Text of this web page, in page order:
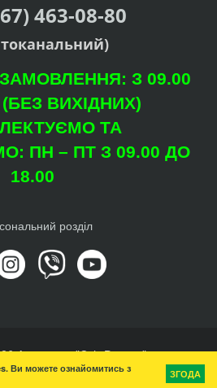
463-08-80
З 09.00
ВИХІДНИХ)
ТА
ПН – ПТ З 09.00 ДО
18.00
розділ
Агроцентр "Світ Рослин"
Вгору
Ви можете ознайомитись з
ЗГОДА